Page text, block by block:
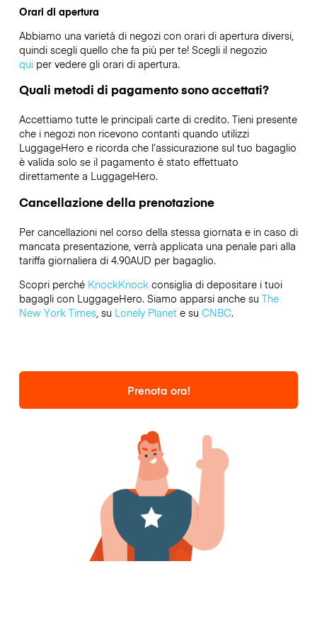
Orari di apertura
Abbiamo una varietà di negozi con orari di apertura diversi,
quindi scegli quello che fa più per te! Scegli il negozio
quiper vedere gli orari di apertura.
Quali metodi di pagamento sono accettati?
Accettiamo tutte le principali carte di credito. Tieni presente
che i negozi non ricevono contanti quando utilizzi
LuggageHero e ricorda che l’assicurazione sul tuo bagaglio
è valida solo se il pagamento è stato effettuato
direttamente a LuggageHero.
Cancellazione della prenotazione
Per cancellazioni nel corso della stessa giornata e in caso di
mancata presentazione, verrà applicata una penale pari alla
tariffa giornaliera di 4.90AUD per bagaglio.
Scopri perché KnockKnockconsiglia di depositare i tuoi
bagagli con LuggageHero. Siamo apparsi anche su The
New York Times, su Lonely Planete su CNBC.
Prenota ora!